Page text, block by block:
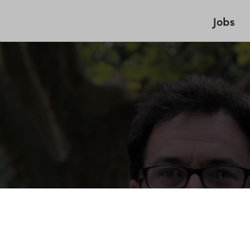
Jobs